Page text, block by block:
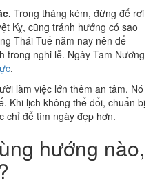
Trong tháng kém, đừng để rơi
Kỵ, cũng tránh hướng có sao
Thái Tuế năm nay nên để
trong nghi lễ. Ngày Tam Nương
.
làm việc lớn thêm an tâm. Nó
Khi lịch không thể đổi, chuẩn bị
chỉ để tìm ngày đẹp hơn.
hướng nào,